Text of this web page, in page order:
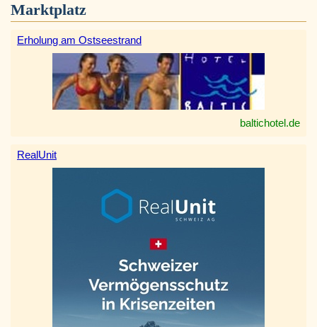
Marktplatz
Erholung am Ostseestrand
baltichotel.de
RealUnit